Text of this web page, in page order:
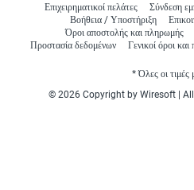
Επιχειρηματικοί πελάτες Σύνδεση
Βοήθεια / Υποστήριξη
Όροι αποστολής και πληρωμής
Προστασία δεδομένων
Γενικοί όροι και
* Όλες οι
© 2026 Copyright by Wiresoft |